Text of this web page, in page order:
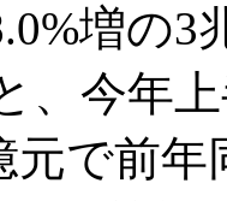
増の3
、今年
元で前